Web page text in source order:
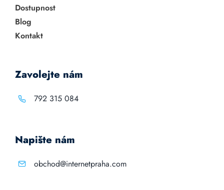
Dostupnost
Blog
Kontakt
Zavolejte nám
792 315 084
Napište nám
obchod@internetpraha.com